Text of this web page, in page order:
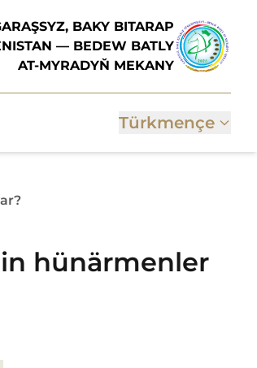
BAKY BITARAP
— BEDEW BATLY
AT-MYRADYŇ MEKANY
Türkmençe
hünärmenler